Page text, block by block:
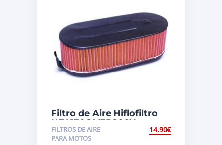
Filtro de Aire Hiflofiltro
HFA1706 VFR800X
Crossrunner ABS (RC60)
FILTROS DE AIRE
PARA MOTOS
14.90€